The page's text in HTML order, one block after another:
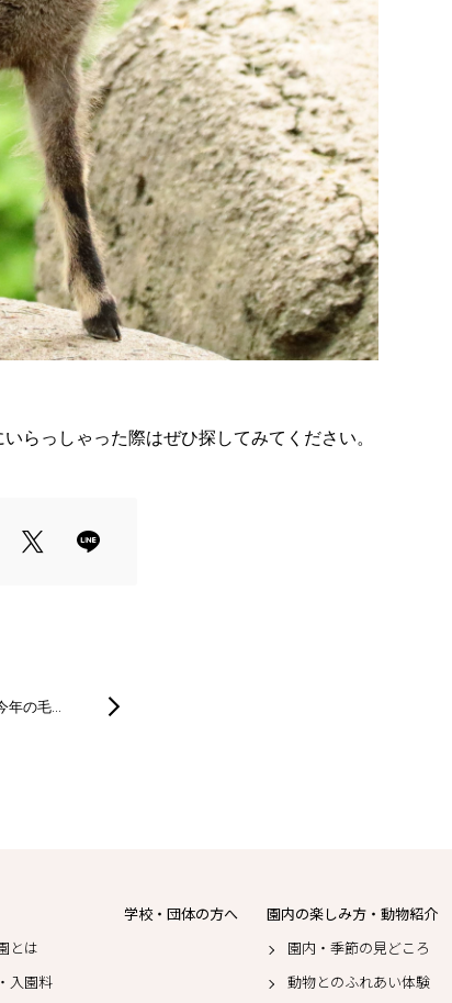
らっしゃった際はぜひ探してみてください。
年の毛…
とは
入園料
学校・団体の方へ
園内の楽しみ方・動物紹介
園内・季節の見どころ
動物とのふれあい体験